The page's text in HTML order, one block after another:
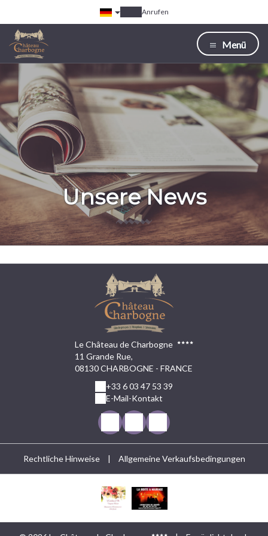
Anrufen
Menü
Unsere News
Le Château de Charbogne
11 Grande Rue,
08130 CHARBOGNE - FRANCE
+33 6 03 47 53 39
E-Mail-Kontakt
Rechtliche Hinweise | Allgemeine Verkaufsbedingungen